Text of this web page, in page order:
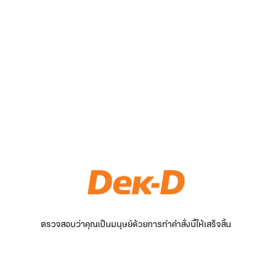
ตรวจสอบว่าคุณเป็นมนุษย์ด้วยการทำคำสั่งนี้ให้เสร็จสิ้น